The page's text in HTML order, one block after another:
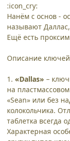
:icon_cry:
Нанём с основ -
называют
Ещё есть
Описание
1. «Dallas» –
на
«Sean» или без
колокольчика.
таблетка всегда
Характерная